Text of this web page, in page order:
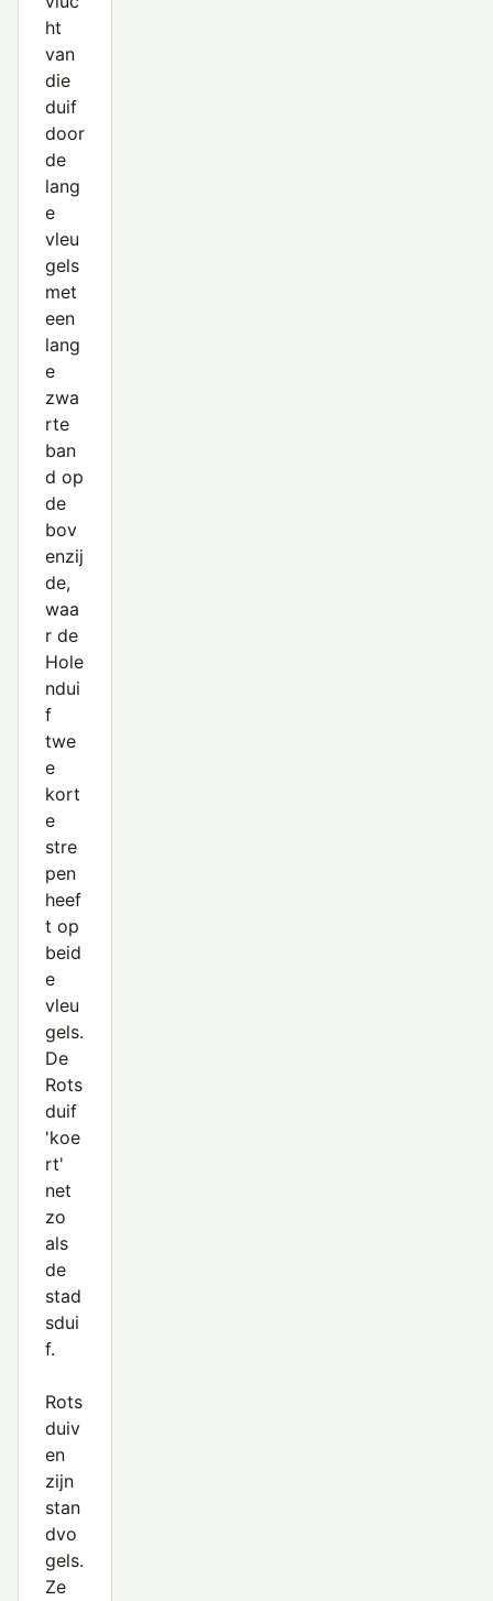
ht
van
die
duif
door
de
lang
e
vleu
gels
met
een
lang
e
zwa
rte
ban
d op
de
bov
enzij
de,
waa
r de
Hole
ndui
f
twe
e
kort
e
stre
pen
heef
t op
beid
e
vleu
gels.
De
Rots
duif
'koe
rt'
net
zo
als
de
stad
sdui
f.
Rots
duiv
en
zijn
stan
dvo
gels.
Ze